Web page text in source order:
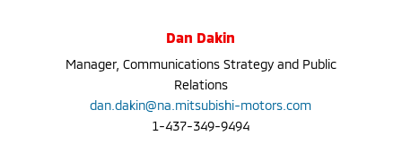
Dan Dakin
Manager, Communications Strategy and Public
Relations
dan.dakin@na.mitsubishi-motors.com
1-437-349-9494